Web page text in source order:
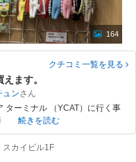
164
クチコミ一覧を見る
ます。
ュン
ターミナル （YCAT）に行く事
続きを読む
カイビル1F